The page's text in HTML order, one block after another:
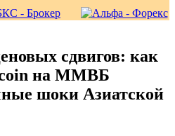
сдвигов: как
на ММВБ
шоки Азиатской